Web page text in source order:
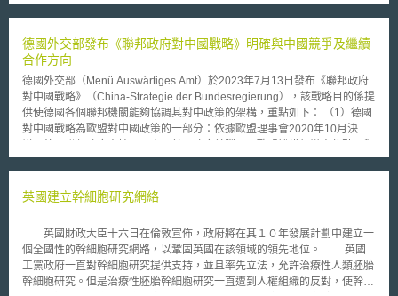
價。 2.針對上屆政府推遲化石燃料車輛銷售禁令、決定20%家戶毋須淘汰化
移除阻礙熱泵、電動車充電樁及陸域風電等關鍵技術部署的行政障礙。 4.提
出公部門建築去碳之完整多年期戰略計畫。 5.改善再生能源差價合約
（contracts for difference）競標機制的設計與執行。 6.提供政策支持以加
速產業電氣化，促進多數產業轉向使用電熱技術。 7.加強植樹造林及泥炭地
復育。 8.確立大規模部署人為工程碳移除技術（engineered removals）的
商業模式，以實現2030年，每年移除至少500萬噸二氧化碳目標。 9.就全國
推動淨零轉型所需之勞工技能進行全面評估與規劃。 10.強化國家氣候變遷
總體而論，英國的溫室氣體減量目標正面臨難以達成的重大風險，政府應迅
德國外交部發布《聯邦政府對中國戰略》明確與中國競爭及繼續
合作方向
德國外交部（Menü Auswärtiges Amt）於2023年7月13日發布《聯邦政府
對中國戰略》（China-Strategie der Bundesregierung），該戰略目的係提
供使德國各個聯邦機關能夠協調其對中政策的架構，重點如下： （1）德國
對中國戰略為歐盟對中國政策的一部分：依據歐盟理事會2020年10月決
中國建立新的高峰會談等。 （2）與中國雙邊關係：期待透過兩國合作，保
進程等。 （3）深化德國與歐盟關係：維護全球供應鏈與價值鏈的安全性；
sovereignty）；積極參與歐盟對外投資審查的檢視與安全評估；針對新興
關鍵科技，修正出口管制清單等。 （4）國際合作：在貿易政策與多元化的
層面，更有效地實施環境、社會與人權的保護；與夥伴國合作共享對於關鍵
科技如半導體、人工智慧及綠色科技的價值等。 （5）協調政策與建構對中
國的專業知識：德國聯邦政府將定期召開針對中國議題的部長級會議，並公
英國建立幹細胞研究網絡
英國財政大臣十六日在倫敦宣佈，政府將在其１０年發展計劃中建立一
個全國性的幹細胞研究網路，以鞏固英國在該領域的領先地位。 英國
工黨政府一直對幹細胞研究提供支持，並且率先立法，允許治療性人類胚胎
幹細胞研究。但是治療性胚胎幹細胞研究一直遭到人權組織的反對，使幹細